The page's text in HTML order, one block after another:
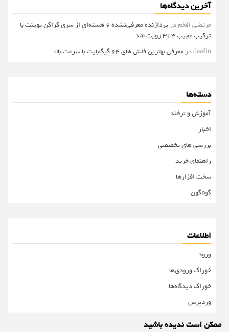
آخرین دیدگاه‌ها
مرتضی افخمدر
پردازنده معرفی‌نشده 6 هسته‌ای از سری کراکن پوینت با
ترکیب عجیب 3+3 رویت شد
daafinدر معرفی بهترین فلش های 64 گیگابایت با سرعت بالا
دسته‌ها
آموزش و ترفند
اخبار
بررسی های تخصصی
راهنمای خرید
سخت افزارها
گوناگون
اطلاعات
ورود
خوراک ورودی‌ها
خوراک دیدگاه‌ها
وردپرس
ممکن است ندیده باشید